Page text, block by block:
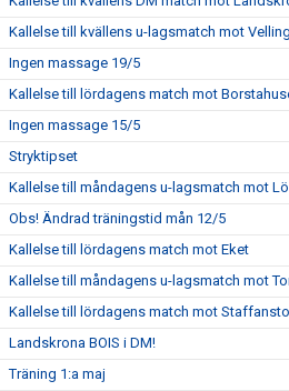
Kallelse till kvällens u-lagsmatch mot
Ingen massage 19/5
Kallelse till lördagens match mot
Ingen massage 15/5
Stryktipset
Kallelse till måndagens u-lagsmatch mot
Obs! Ändrad träningstid mån 12/5
Kallelse till lördagens match mot Eket
Kallelse till måndagens u-lagsmatch mot
Kallelse till lördagens match mot
Landskrona BOIS i DM!
Träning 1:a maj